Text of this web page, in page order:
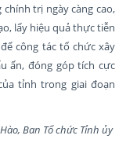
trị ngày càng cao,
lấy hiệu quả thực tiễn
công tác tổ chức xây
ấn, đóng góp tích cực
tỉnh trong giai đoạn
Ban Tổ chức Tỉnh ủy